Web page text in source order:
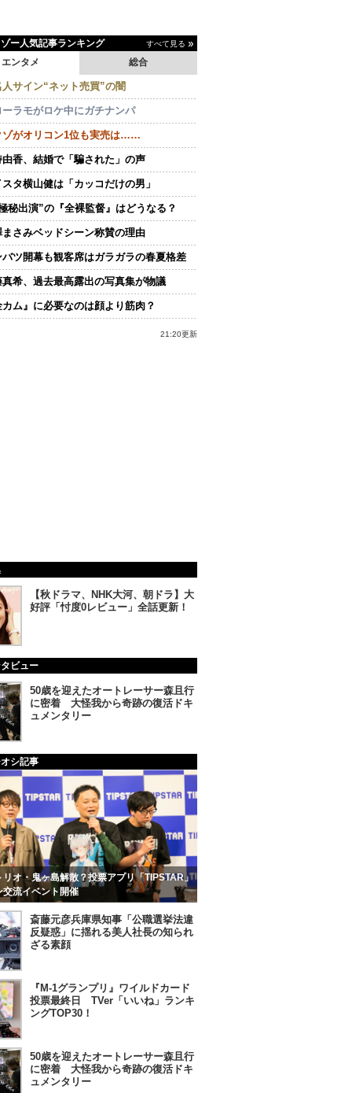
ー人気記事ランキング すべて見る
エンタメ 総合
人サイン“ネット売買”の闇
ーラモがロケ中にガチナンパ
ゾがオリコン1位も実売は……
由香、結婚で「騙された」の声
タ横山健は「カッコだけの男」
秘出演”の『全裸監督』はどうなる？
まさみベッドシーン称賛の理由
バツ開幕も観客席はガラガラの春夏格差
真希、過去最高露出の写真集が物議
カム』に必要なのは顔より筋肉？
21:20更新
【秋ドラマ、NHK大河、朝ドラ】大
好評「忖度0レビュー」全話更新！
ビュー
50歳を迎えたオートレーサー森且行
に密着 大怪我から奇跡の復活ドキ
ュメンタリー
シ記事
リオ・鬼ヶ島解散？投票アプリ「TIPSTAR」
交流イベント開催
斎藤元彦兵庫県知事「公職選挙法違
反疑惑」に揺れる美人社長の知られ
ざる素顔
『M-1グランプリ』ワイルドカード
投票最終日 TVer「いいね」ランキ
ングTOP30！
50歳を迎えたオートレーサー森且行
に密着 大怪我から奇跡の復活ドキ
ュメンタリー